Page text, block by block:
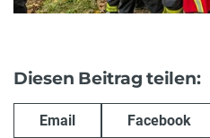
Diesen Beitrag teilen:
Email Facebook